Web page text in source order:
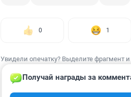
0 1
Увидели опечатку? Выделите фрагмент
Получай награды за